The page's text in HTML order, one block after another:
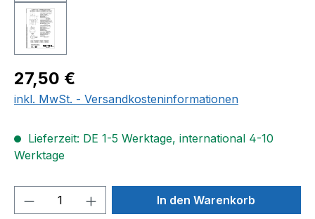
Regulärer Preis:
27,50 €
inkl. MwSt. - Versandkosteninformationen
Lieferzeit: DE 1-5 Werktage, international 4-10
Werktage
Produkt Anzahl: Gib denIn den Warenkorb